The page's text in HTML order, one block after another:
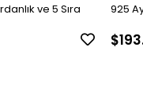
ve 5 Sıra
925